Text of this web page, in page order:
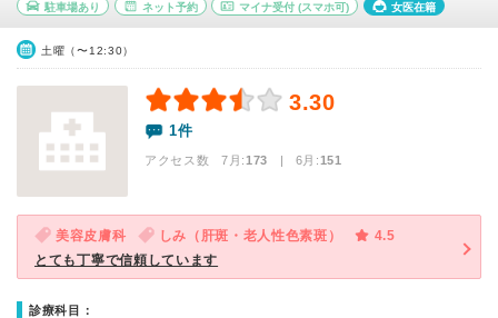
駐車場あり ネット予約 マイナ受付 (スマホ可) 女医在籍
土曜（〜12:30）
3.30
1件
アクセス数 7月:173 | 6月:151
美容皮膚科 しみ（肝斑・老人性色素斑）
4.5
とても丁寧で信頼しています
診療科目：